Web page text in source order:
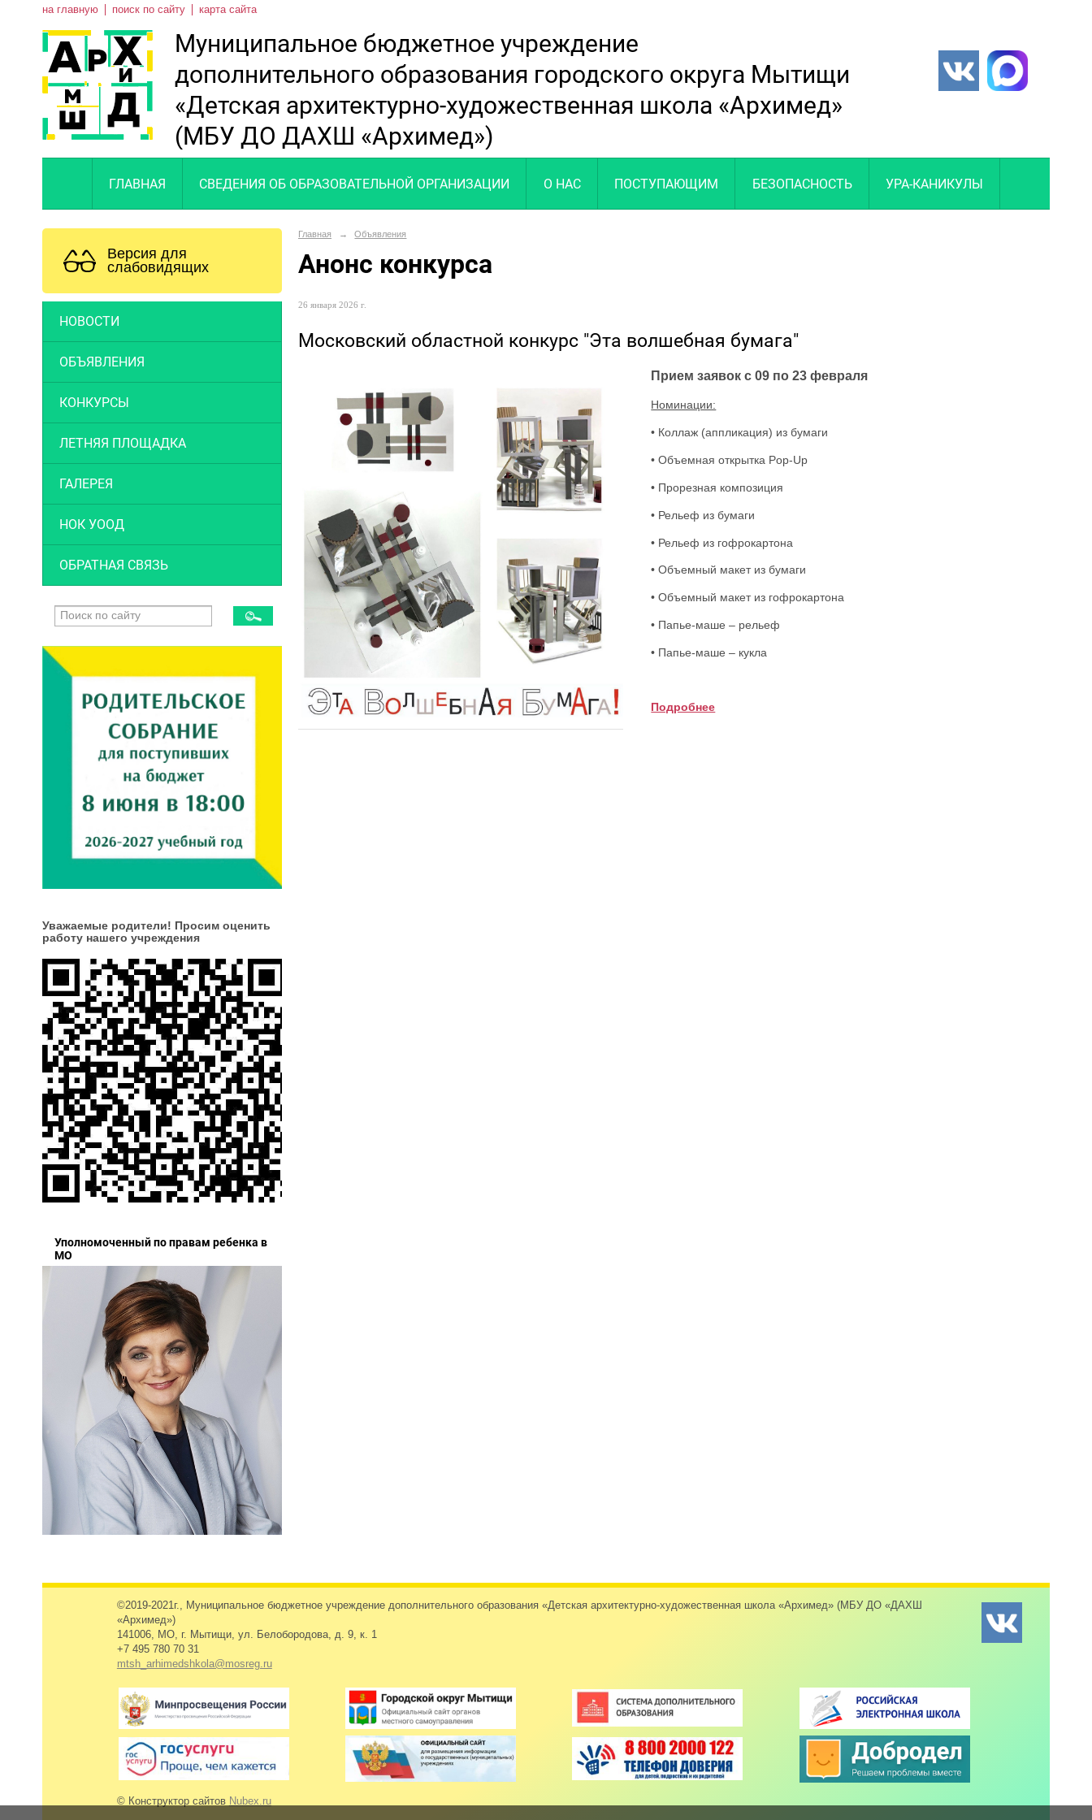
на главную поиск по сайту карта сайта
Муниципальное бюджетное учреждение
дополнительного образования городского округа Мытищи
«Детская архитектурно-художественная школа «Архимед»
(МБУ ДО ДАХШ «Архимед»)
ГЛАВНАЯ СВЕДЕНИЯ ОБ ОБРАЗОВАТЕЛЬНОЙ ОРГАНИЗАЦИИ О НАС ПОСТУПАЮЩИМ БЕЗОПАСНОСТЬ УРА-КАНИКУЛЫ
Версия для
слабовидящих
НОВОСТИ
ОБЪЯВЛЕНИЯ
КОНКУРСЫ
ЛЕТНЯЯ ПЛОЩАДКА
ГАЛЕРЕЯ
НОК УООД
ОБРАТНАЯ СВЯЗЬ
Уважаемые родители! Просим оценить
работу нашего учреждения
Уполномоченный по правам ребенка в
МО
Главная → Объявления
Анонс конкурса
26 января 2026 г.
Московский областной конкурс "Эта волшебная бумага"
Прием заявок с 09 по 23 февраля
Номинации:
• Коллаж (аппликация) из бумаги
• Объемная открытка Pop-Up
• Прорезная композиция
• Рельеф из бумаги
• Рельеф из гофрокартона
• Объемный макет из бумаги
• Объемный макет из гофрокартона
• Папье-маше – рельеф
• Папье-маше – кукла
Подробнее
©2019-2021г., Муниципальное бюджетное учреждение дополнительного образования «Детская архитектурно-художественная школа «Архимед» (МБУ ДО «ДАХШ
«Архимед»)
141006, МО, г. Мытищи, ул. Белобородова, д. 9, к. 1
+7 495 780 70 31
mtsh_arhimedshkola@mosreg.ru
© Конструктор сайтов Nubex.ru